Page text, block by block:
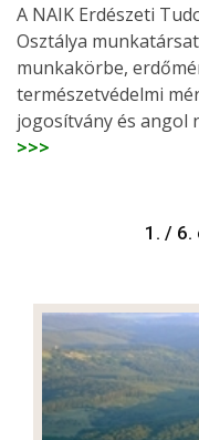
A NAIK Erdészeti
Osztálya
munkakörbe,
természetvédelmi
jogosítvány és angol
>>>
1. / 6.